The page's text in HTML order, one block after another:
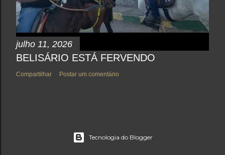
julho 11, 2026
BELISÁRIO ESTÁ FERVENDO
Compartilhar Postar um comentário
Tecnologia do Blogger